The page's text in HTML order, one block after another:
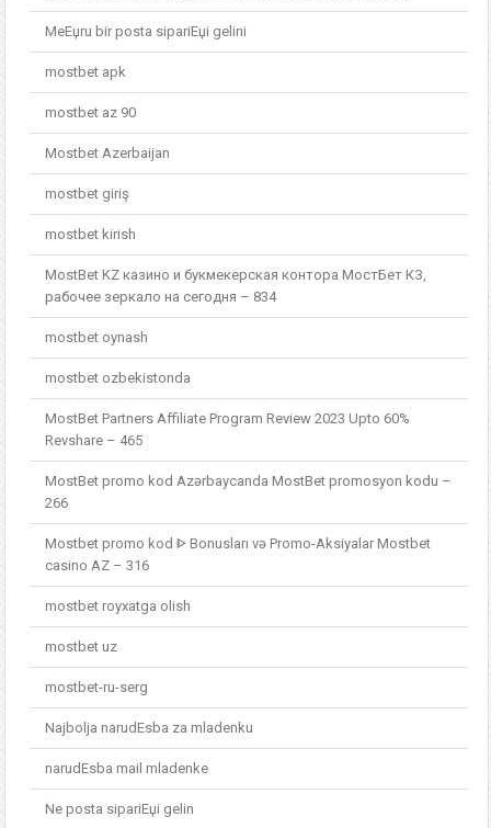
MeЕџru bir posta sipariЕџi gelini
mostbet apk
mostbet az 90
Mostbet Azerbaijan
mostbet giriş
mostbet kirish
MostBet KZ казино и букмекерская контора МостБет КЗ,
рабочее зеркало на сегодня – 834
mostbet oynash
mostbet ozbekistonda
MostBet Partners Affiliate Program Review 2023 Upto 60%
Revshare – 465
MostBet promo kod Azərbaycanda MostBet promosyon kodu –
266
Mostbet promo kod ᐈ Bonusları və Promo-Aksiyalar Mostbet
casino AZ – 316
mostbet royxatga olish
mostbet uz
mostbet-ru-serg
Najbolja narudЕѕba za mladenku
narudЕѕba mail mladenke
Ne posta sipariЕџi gelin